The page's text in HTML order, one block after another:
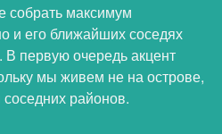
собрать максимум
и его ближайших соседях
первую очередь акцент
мы живем не на острове,
районов.